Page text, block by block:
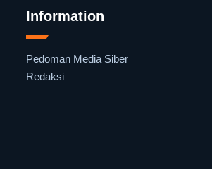
Information
Pedoman Media Siber
Redaksi